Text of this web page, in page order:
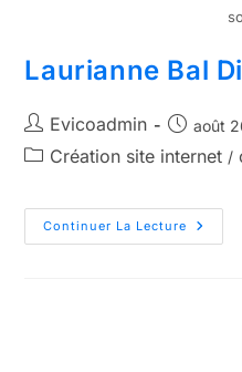
Laurianne Bal
Evicoadmin août
Création site internet /
Continuer La Lecture